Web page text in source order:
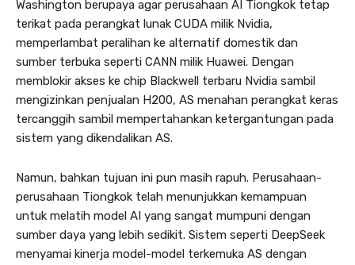
Washington berupaya agar perusahaan AI Tiongkok tetap
terikat pada perangkat lunak CUDA milik Nvidia,
memperlambat peralihan ke alternatif domestik dan
sumber terbuka seperti CANN milik Huawei. Dengan
memblokir akses ke chip Blackwell terbaru Nvidia sambil
mengizinkan penjualan H200, AS menahan perangkat keras
tercanggih sambil mempertahankan ketergantungan pada
sistem yang dikendalikan AS.
Namun, bahkan tujuan ini pun masih rapuh. Perusahaan-
perusahaan Tiongkok telah menunjukkan kemampuan
untuk melatih model AI yang sangat mumpuni dengan
sumber daya yang lebih sedikit. Sistem seperti DeepSeek
menyamai kinerja model-model terkemuka AS dengan